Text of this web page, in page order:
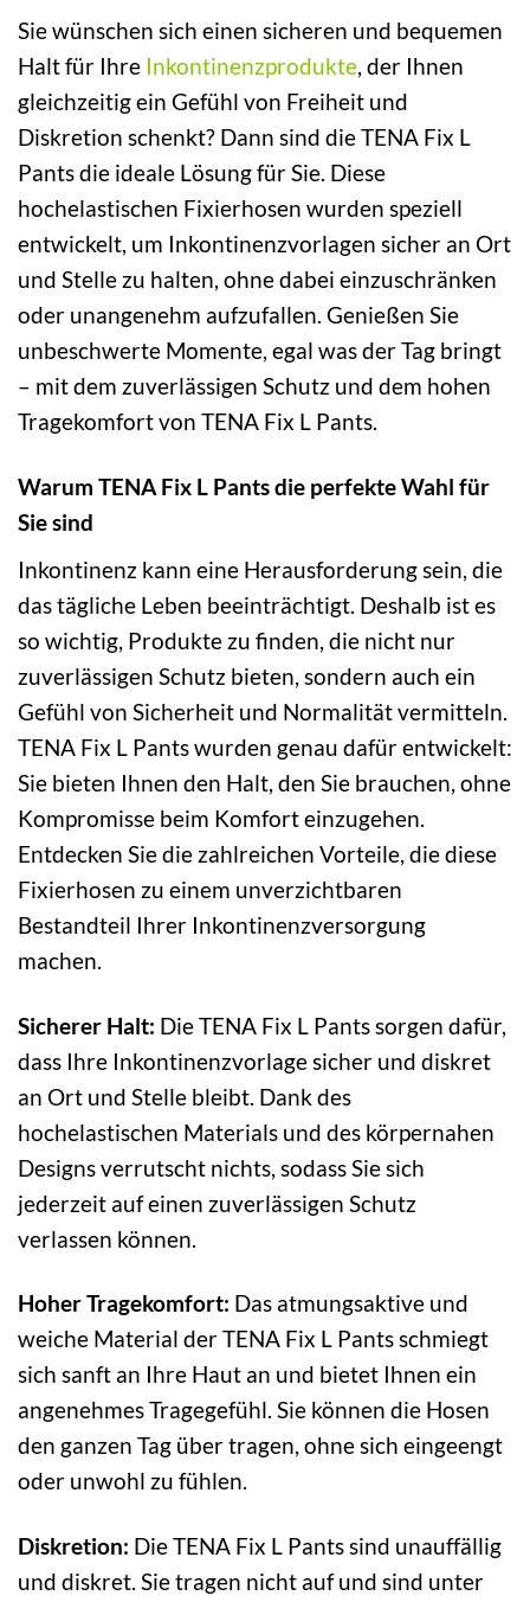
Sie wünschen sich einen sicheren und bequemen
Halt für Ihre Inkontinenzprodukte, der Ihnen
gleichzeitig ein Gefühl von Freiheit und
Diskretion schenkt? Dann sind die TENA Fix L
Pants die ideale Lösung für Sie. Diese
hochelastischen Fixierhosen wurden speziell
entwickelt, um Inkontinenzvorlagen sicher an Ort
und Stelle zu halten, ohne dabei einzuschränken
oder unangenehm aufzufallen. Genießen Sie
unbeschwerte Momente, egal was der Tag bringt
– mit dem zuverlässigen Schutz und dem hohen
Tragekomfort von TENA Fix L Pants.
Warum TENA Fix L Pants die perfekte Wahl für
Sie sind
Inkontinenz kann eine Herausforderung sein, die
das tägliche Leben beeinträchtigt. Deshalb ist es
so wichtig, Produkte zu finden, die nicht nur
zuverlässigen Schutz bieten, sondern auch ein
Gefühl von Sicherheit und Normalität vermitteln.
TENA Fix L Pants wurden genau dafür entwickelt:
Sie bieten Ihnen den Halt, den Sie brauchen, ohne
Kompromisse beim Komfort einzugehen.
Entdecken Sie die zahlreichen Vorteile, die diese
Fixierhosen zu einem unverzichtbaren
Bestandteil Ihrer Inkontinenzversorgung
machen.
Sicherer Halt: Die TENA Fix L Pants sorgen dafür,
dass Ihre Inkontinenzvorlage sicher und diskret
an Ort und Stelle bleibt. Dank des
hochelastischen Materials und des körpernahen
Designs verrutscht nichts, sodass Sie sich
jederzeit auf einen zuverlässigen Schutz
verlassen können.
Hoher Tragekomfort: Das atmungsaktive und
weiche Material der TENA Fix L Pants schmiegt
sich sanft an Ihre Haut an und bietet Ihnen ein
angenehmes Tragegefühl. Sie können die Hosen
den ganzen Tag über tragen, ohne sich eingeengt
oder unwohl zu fühlen.
Diskretion: Die TENA Fix L Pants sind unauffällig
und diskret. Sie tragen nicht auf und sind unter